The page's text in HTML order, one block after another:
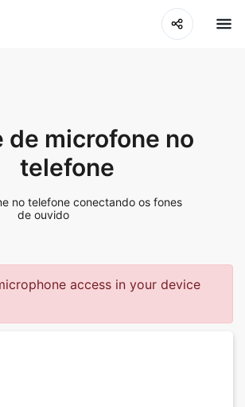
de microfone no
telefone
no telefone conectando os fones
de ouvido
access in your device